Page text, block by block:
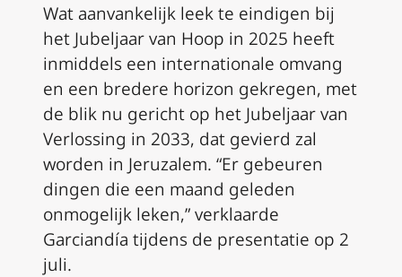
Wat aanvankelijk leek te eindigen bij
het Jubeljaar van Hoop in 2025 heeft
inmiddels een internationale omvang
en een bredere horizon gekregen, met
de blik nu gericht op het Jubeljaar van
Verlossing in 2033, dat gevierd zal
worden in Jeruzalem. “Er gebeuren
dingen die een maand geleden
onmogelijk leken,” verklaarde
Garciandía tijdens de presentatie op 2
juli.